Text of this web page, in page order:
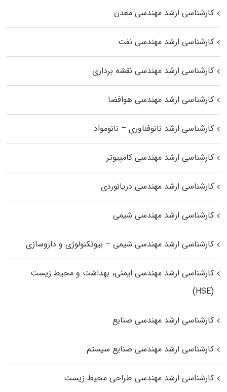
کارشناسی ارشد مهندسی معدن
کارشناسی ارشد مهندسی نفت
کارشناسی ارشد مهندسی نقشه برداری
کارشناسی ارشد مهندسی هوافضا
کارشناسی ارشد نانوفناوری – نانومواد
کارشناسی ارشد مهندسی کامپیوتر
کارشناسی ارشد مهندسی دریانوردی
کارشناسی ارشد مهندسی شیمی
کارشناسی ارشد مهندسی شیمی – بیوتکنولوژی و داروسازی
کارشناسی ارشد مهندسی ایمنی، بهداشت و محیط زیست
(HSE)
کارشناسی ارشد مهندسی صنایع
کارشناسی ارشد مهندسی صنایع سیستم
کارشناسی ارشد مهندسی طراحی محیط زیست